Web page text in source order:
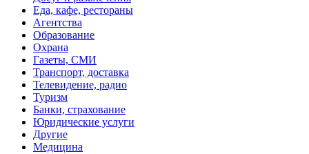
Еда, кафе, рестораны
Агентства
Образование
Охрана
Газеты, СМИ
Транспорт, доставка
Телевидение, радио
Туризм
Банки, страхование
Юридические услуги
Другие
Медицина